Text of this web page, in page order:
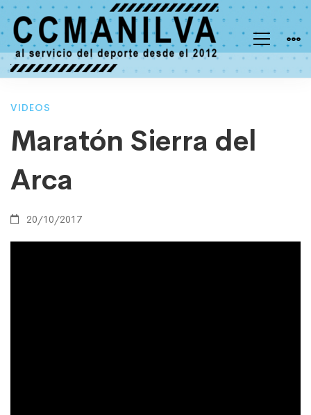
Maratón
Sierra
del
VIDEOS
Maratón Sierra del
Arca
20/10/2017